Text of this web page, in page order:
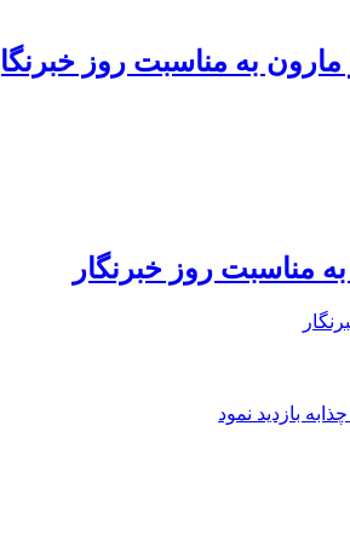
به مناسبت روز
مناسبت روز خبرنگار
بازدید نمود